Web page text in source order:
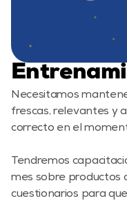
Necesitamos
frescas, relevantes y
correcto en el
Tendremos
mes sobre productos
cuestionarios para